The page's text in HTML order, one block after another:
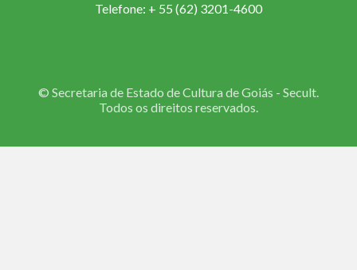
Telefone: + 55 (62) 3201-4600
© Secretaria de Estado de Cultura de Goiás - Secult.
Todos os direitos reservados.